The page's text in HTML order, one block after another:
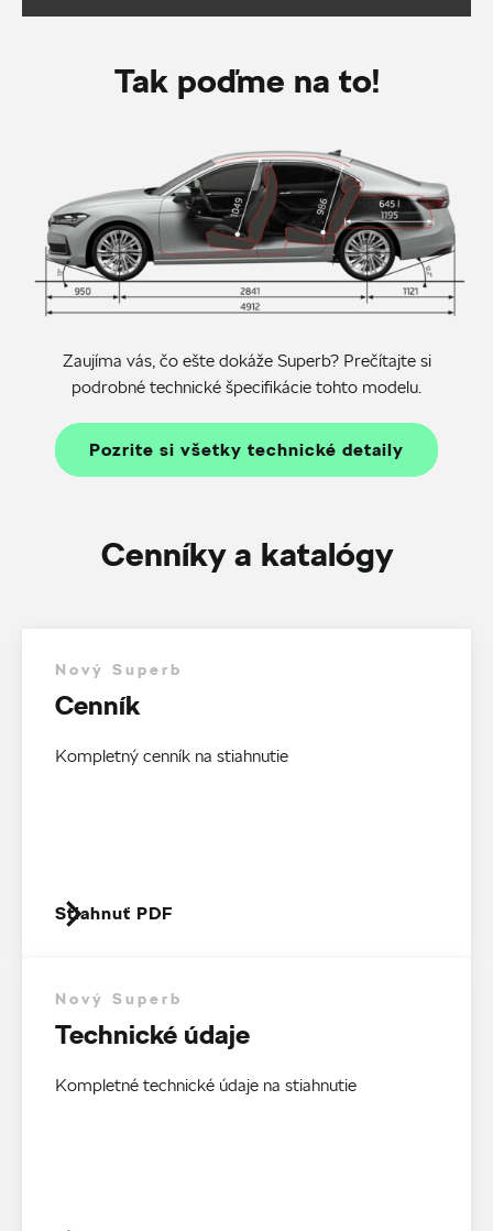
Tak poďme na to!
Zaujíma vás, čo ešte dokáže Superb? Prečítajte si
podrobné technické špecifikácie tohto modelu.
Pozrite si všetky technické detaily
Cenníky a katalógy
Nový Superb
Cenník
Kompletný cenník na stiahnutie
Stiahnuť PDF
Nový Superb
Technické údaje
Kompletné technické údaje na stiahnutie